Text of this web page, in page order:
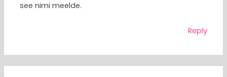
see nimi meelde.
Reply